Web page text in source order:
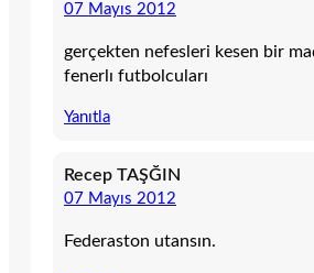
07 Mayıs 2012
gerçekten nefesleri kesen bir
fenerlı futbolcuları
Yanıtla
Recep TAŞĞIN
07 Mayıs 2012
Federaston utansın.